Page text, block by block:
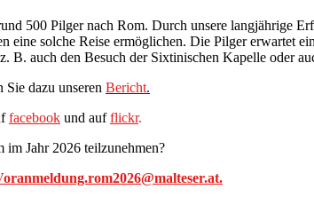
500 Pilger nach Rom. Durch unsere langjährige
eine solche Reise ermöglichen. Die Pilger erwartet
B. auch den Besuch der Sixtinischen Kapelle oder
dazu unseren Bericht.
facebook und aufflickr.
im Jahr 2026 teilzunehmen?